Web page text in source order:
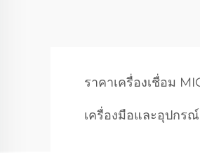
ราคาเครื่องเชื่อม
เครื่องมือและอุปกร